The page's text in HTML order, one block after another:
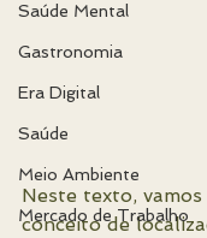
Saúde Mental
Gastronomia
Era Digital
Saúde
Meio Ambiente
Mercado de Trabalho
Neste texto,
conceito de